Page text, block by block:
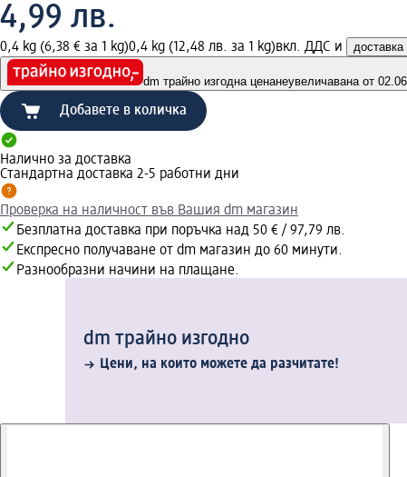
4,99 лв.
0,4 kg (6,38 € за 1 kg)0,4 kg (12,48 лв. за 1 kg)вкл. ДДС и доставка
dm трайно изгодна ценанеувеличавана от
Добавете в количка
Налично за доставка
Стандартна доставка 2-5 работни дни
Проверка на наличност във Вашия dm магазин
Безплатна доставка при поръчка над 50 € / 97,79 лв.
Експресно получаване от dm магазин до 60 минути.
Разнообразни начини на плащане.
dm трайно изгодно
Цени, на които можете да разчитате!